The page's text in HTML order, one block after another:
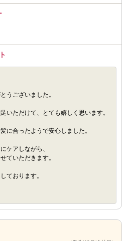
うございました。
いただけて、とても嬉しく思います。
に合ったようで安心しました。
ケアしながら、
ていただきます。
ております。